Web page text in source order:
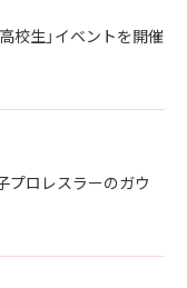
校生」イベントを開催
プロレスラーのガウ